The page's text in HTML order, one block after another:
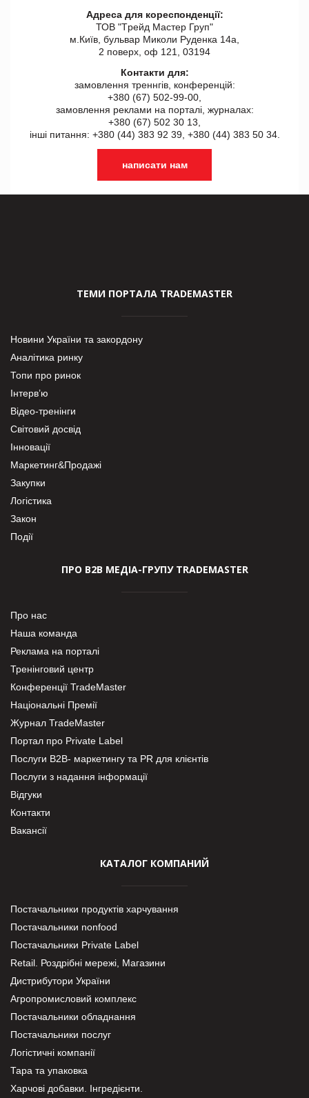
Адреса для кореспонденції:
ТОВ "Tрейд Мастер Груп"
м.Київ, бульвар Миколи Руденка 14а,
2 поверх, оф 121, 03194
Контакти для:
замовлення треннгів, конференцій:
+380 (67) 502-99-00,
замовлення реклами на порталі, журналах:
+380 (67) 502 30 13,
інші питання: +380 (44) 383 92 39, +380 (44) 383 50 34.
написати нам
ТЕМИ ПОРТАЛА TRADEMASTER
Новини України та закордону
Аналітика ринку
Топи про ринок
Інтерв’ю
Відео-тренінги
Світовий досвід
Інновації
Маркетинг&Продажі
Закупки
Логістика
Закон
Події
ПРО В2В МЕДІА-ГРУПУ TRADEMASTER
Про нас
Наша команда
Реклама на порталі
Тренінговий центр
Конференції TradeMaster
Національні Премії
Журнал TradeMaster
Портал про Private Label
Послуги В2В- маркетингу та PR для клієнтів
Послуги з надання інформації
Відгуки
Контакти
Вакансії
КАТАЛОГ КОМПАНИЙ
Постачальники продуктів харчування
Постачальники nonfood
Постачальники Private Label
Retail. Роздрібні мережі, Магазини
Дистрибутори України
Агропромисловий комплекс
Постачальники обладнання
Постачальники послуг
Логістичні компанії
Тара та упаковка
Харчові добавки. Інгредієнти.